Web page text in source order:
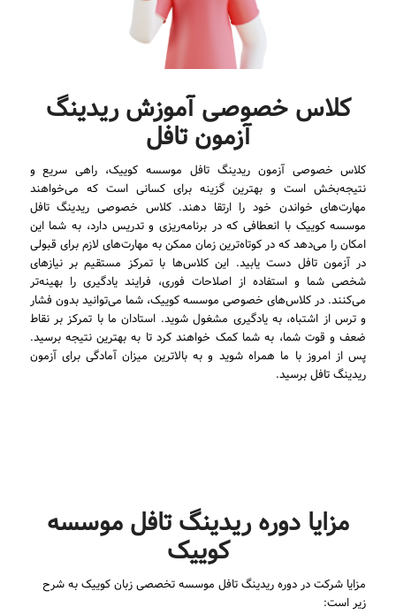
کلاس خصوصی آموزش ریدینگ
آزمون تافل
کلاس خصوصی آزمون ریدینگ تافل موسسه کوییک، راهی سریع و
نتیجه‌بخش است و بهترین گزینه برای کسانی است که می‌خواهند
مهارت‌های خواندن خود را ارتقا دهند. کلاس خصوصی ریدینگ تافل
موسسه کوییک با انعطافی که در برنامه‌ریزی و تدریس دارد، به شما این
امکان را می‌دهد که در کوتاه‌ترین زمان ممکن به مهارت‌های لازم برای قبولی
در آزمون تافل دست یابید. این کلاس‌ها با تمرکز مستقیم بر نیازهای
شخصی شما و استفاده از اصلاحات فوری، فرایند یادگیری را بهینه‌تر
می‌کنند. در کلاس‌های خصوصی موسسه کوییک، شما می‌توانید بدون فشار
و ترس از اشتباه، به یادگیری مشغول شوید. استادان ما با تمرکز بر نقاط
ضعف و قوت شما، به شما کمک خواهند کرد تا به بهترین نتیجه برسید.
پس از امروز با ما همراه شوید و به بالاترین میزان آمادگی برای آزمون
ریدینگ تافل برسید.
مزایا دوره ریدینگ تافل موسسه
کوییک
مزایا شرکت در دوره ریدینگ تافل موسسه تخصصی زبان کوییک به شرح
زیر است: